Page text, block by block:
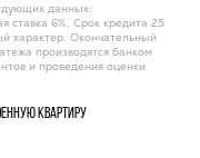
данных:
6%, Срок кредита 25
характер. Окончательный
производятся банком
и проведения оценки
квартиру